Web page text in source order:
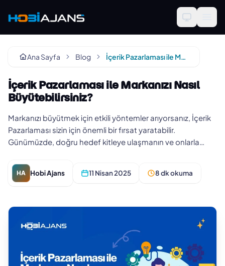
Ana Sayfa Blog İçerik Pazarlaması ile Markanızı Nasıl Büyütebilirsiniz?
İçerik Pazarlaması ile Markanızı Nasıl
Büyütebilirsiniz?
Markanızı büyütmek için etkili yöntemler arıyorsanız, İçerik
Pazarlaması sizin için önemli bir fırsat yaratabilir.
Günümüzde, doğru hedef kitleye ulaşmanın ve onlarla
HA Hobi Ajans 11 Nisan 2025 8 dk okuma